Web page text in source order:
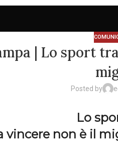
| Lo sport
Posted by
Lo
vincere non è il